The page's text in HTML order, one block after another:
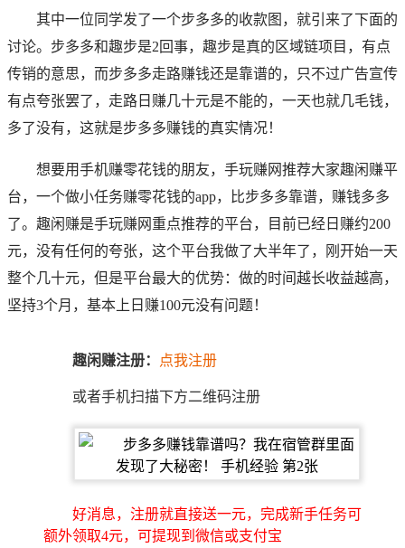
其中一位同学发了一个步多多的收款图，就引来了下面的
讨论。步多多和趣步是2回事，趣步是真的区域链项目，有点
传销的意思，而步多多走路赚钱还是靠谱的，只不过广告宣传
有点夸张罢了，走路日赚几十元是不能的，一天也就几毛钱，
多了没有，这就是步多多赚钱的真实情况！
想要用手机赚零花钱的朋友，手玩赚网推荐大家趣闲赚平
台，一个做小任务赚零花钱的app，比步多多靠谱，赚钱多多
了。趣闲赚是手玩赚网重点推荐的平台，目前已经日赚约200
元，没有任何的夸张，这个平台我做了大半年了，刚开始一天
整个几十元，但是平台最大的优势：做的时间越长收益越高，
坚持3个月，基本上日赚100元没有问题！
趣闲赚注册： 点我注册
或者手机扫描下方二维码注册
好消息，注册就直接送一元，完成新手任务可
额外领取4元，可提现到微信或支付宝